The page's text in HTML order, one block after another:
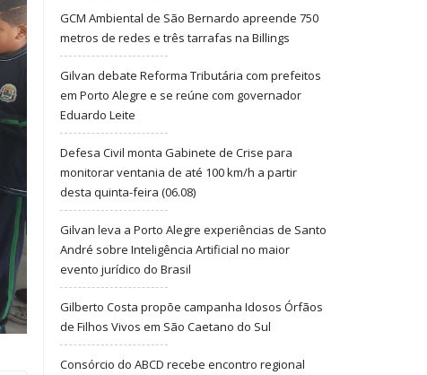
GCM Ambiental de São Bernardo apreende 750
metros de redes e três tarrafas na Billings
Gilvan debate Reforma Tributária com prefeitos
em Porto Alegre e se reúne com governador
Eduardo Leite
Defesa Civil monta Gabinete de Crise para
monitorar ventania de até 100 km/h a partir
desta quinta-feira (06.08)
Gilvan leva a Porto Alegre experiências de Santo
André sobre Inteligência Artificial no maior
evento jurídico do Brasil
Gilberto Costa propõe campanha Idosos Órfãos
de Filhos Vivos em São Caetano do Sul
Consórcio do ABCD recebe encontro regional